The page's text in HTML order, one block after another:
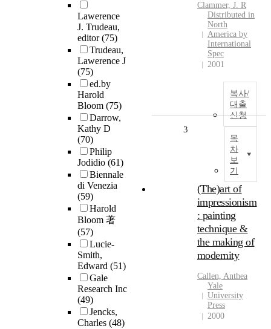
Lawerence
J. Trudeau,
editor(75)
Trudeau,
Lawerence J
(75)
ed.by
Harold
Bloom (75)
Darrow,
Kathy D
(70)
Philip
Jodidio (61)
Biennale
di Venezia
(59)
Harold
Bloom 著
(57)
Lucie-
Smith,
Edward (51)
Gale
Research Inc
(49)
Jencks,
Charles (48)
Clammer, J. R
Distributed in
North
America by
International
Spec
2001
복사/
대출
신청
목
차
보
기
3
(The)art of
impressionism
: painting
technique &
the making of
modernity
Callen, Anthea
Yale
University
Press
2000